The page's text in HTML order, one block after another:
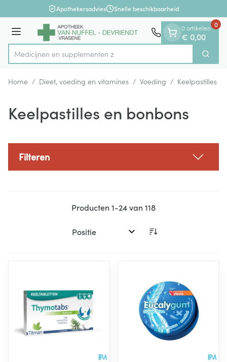
Ga naar de inhoudApothekersadvies Snelle beschikbaarheid
Menu
Product, merk, categorie...
Medicijne Zoek
0 artikelen
€ 0,00
0
Home / Dieet, voeding en vitamines / Voeding / Keelpastilles
Keelpastilles en bonbons
Filteren
Producten1-24van118
Sorteer op: